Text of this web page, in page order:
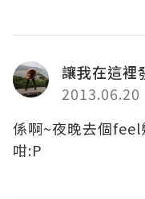
讓我在這裡
2013.06.20
係啊~夜晚去個
咁:P